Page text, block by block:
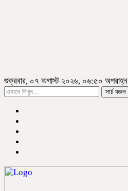
শুক্রবার, ০৭ অগাস্ট ২০২৬, ০৬:৫০ অপরাহ্ন
সার্চ করুন